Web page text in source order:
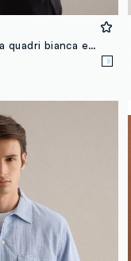
Camicia in puro cotone a quadri bianca e azzurra regular fit easy iron